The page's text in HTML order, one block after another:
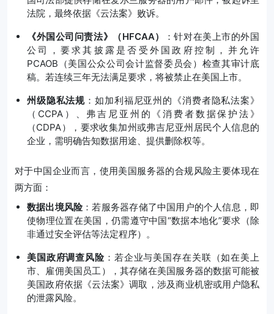
法院，最终依据《云法案》败诉。
《外国公司问责法》（HFCAA）
：针对在美上市的外国
公司，要求其披露是否受外国政府控制，并允许
PCAOB（美国公众公司会计监督委员会）检查其审计底
稿。若连续三年无法满足要求，将被禁止在美国上市。
州级隐私法规 ：如加利福尼亚州的《消费者隐私法案》
（CCPA）、弗吉尼亚州的《消费者数据保护法》
（CDPA），要求收集加州或弗吉尼亚州居民个人信息的
企业，需明确告知数据用途、提供删除权等。
对于中国企业而言，使用美国服务器的合规风险主要体现在
两方面：
数据出境风险：若服务器存储了中国用户的个人信息，即
使物理位置在美国，仍需遵守中国“数据本地化”要求（除
非通过安全评估等法定程序）。
美国政府调查风险：若企业与美国存在关联（如在美上
市、雇佣美国员工），其存储在美国服务器的数据可能被
美国政府依据《云法案》调取，涉及商业机密或用户隐私
的泄露风险。